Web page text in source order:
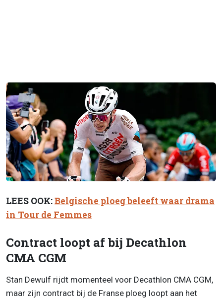
LEES OOK:Belgische ploeg beleeft waar drama
in Tour de Femmes
Contract loopt af bij Decathlon
CMA CGM
Stan Dewulf rijdt momenteel voor Decathlon CMA CGM,
maar zijn contract bij de Franse ploeg loopt aan het